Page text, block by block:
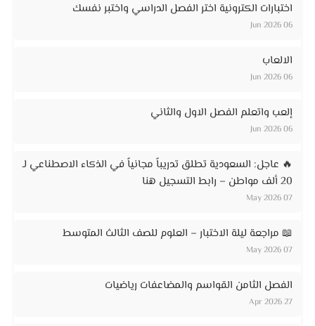
اختبارات الكترونية اختر الفصل الدراسي واختبر نفسك
06 Jun 2026
الالعاب
06 Jun 2026
إلعب واتعلم الفصل الاول والثاني
06 Jun 2026
🔥 عاجل: السعودية تطلق تدريباً مجانياً في الذكاء الاصطناعي لـ
20 ألف مواطن – رابط التسجيل هنا
07 May 2026
📖 مراجعة ليلة الاختبار – العلوم للصف الثالث المتوسط
07 May 2026
الفصل الثامن القواسم والمضاعفات رياضيات
27 Apr 2026